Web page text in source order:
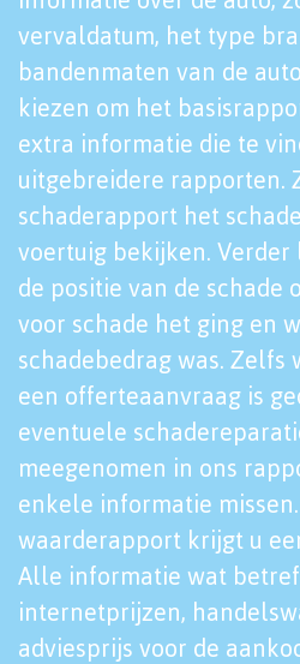
vervaldatum, het type
bandenmaten van de
kiezen om het
extra informatie die te
uitgebreidere rapporten.
schaderapport het
voertuig bekijken.
de positie van de schade
voor schade het ging en
schadebedrag was.
een offerteaanvraag is
eventuele
meegenomen in ons
enkele informatie
waarderapport krijgt u
Alle informatie wat
internetprijzen,
adviesprijs voor de